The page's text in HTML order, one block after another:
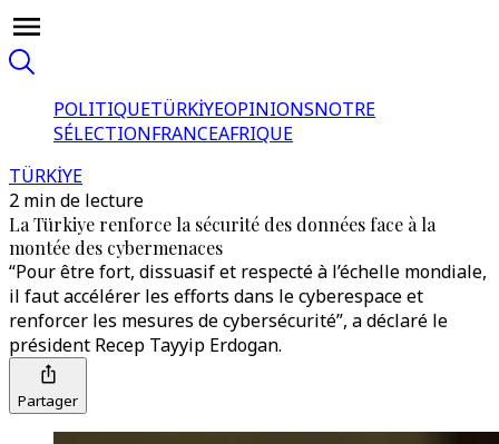
POLITIQUETÜRKİYEOPINIONSNOTRE
SÉLECTIONFRANCEAFRIQUE
TÜRKİYE
2 min de lecture
La Türkiye renforce la sécurité des données face à la
montée des cybermenaces
“Pour être fort, dissuasif et respecté à l’échelle mondiale,
il faut accélérer les efforts dans le cyberespace et
renforcer les mesures de cybersécurité”, a déclaré le
président Recep Tayyip Erdogan.
Partager